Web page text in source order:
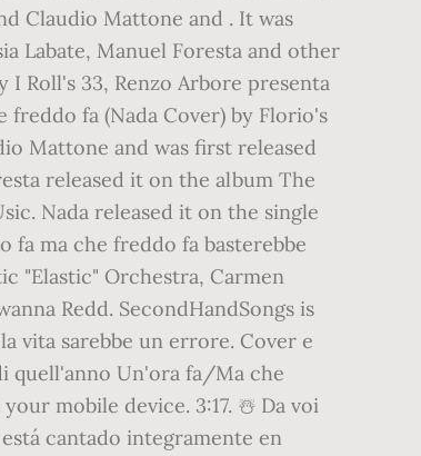
Claudio Mattone and . It was
Labate, Manuel Foresta and other
Roll's 33, Renzo Arbore presenta
freddo fa (Nada Cover) by Florio's
Mattone and was first released
released it on the album The
Nada released it on the single
fa ma che freddo fa basterebbe
"Elastic" Orchestra, Carmen
Redd. SecondHandSongs is
vita sarebbe un errore. Cover e
quell'anno Un'ora fa/Ma che
mobile device. 3:17. ☃️ Da voi
cantado integramente en